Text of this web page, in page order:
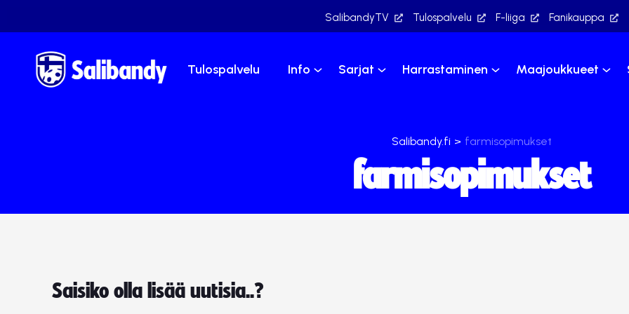
SalibandyTV Tulospalvelu F-liiga Fanikauppa
Tulospalvelu Info Sarjat Harrastaminen Maajoukkueet
Salibandy.fi > farmisopimukset
farmisopimukset
Saisiko olla lisää uutisia..?